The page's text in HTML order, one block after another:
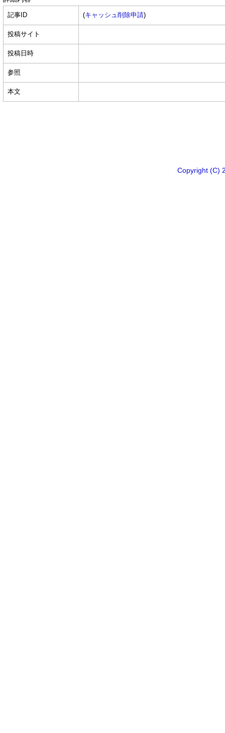
記事ID (キャッシュ削除申請)
投稿サイト
投稿日時
参照
本文
Copyright (C)